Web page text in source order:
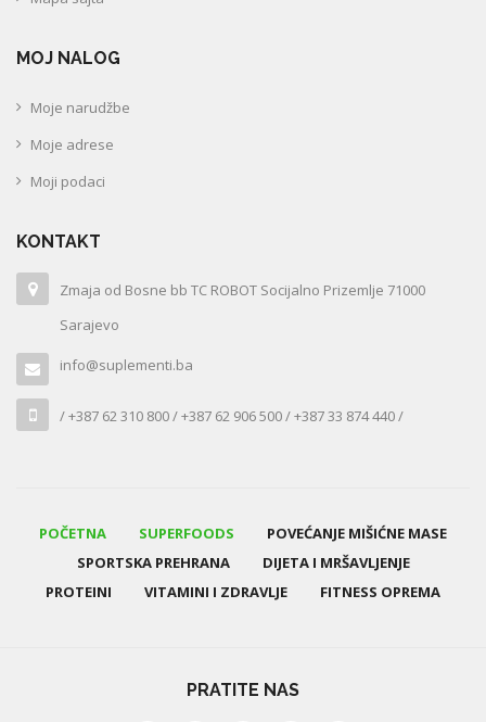
MOJ NALOG
Moje narudžbe
Moje adrese
Moji podaci
KONTAKT
Zmaja od Bosne bb TC ROBOT Socijalno Prizemlje 71000
Sarajevo
info@suplementi.ba
/ +387 62 310 800 / +387 62 906 500 / +387 33 874 440 /
POČETNA SUPERFOODS
POVEĆANJE MIŠIĆNE MASE
SPORTSKA PREHRANA
DIJETA I MRŠAVLJENJE
PROTEINI
VITAMINI I ZDRAVLJE FITNESS OPREMA
PRATITE NAS